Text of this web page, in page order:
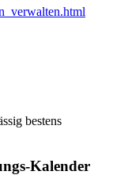
bestens
Kalender